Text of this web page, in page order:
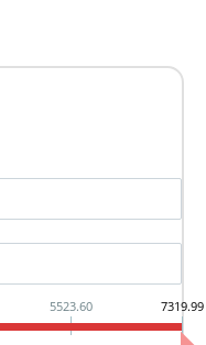
5523.60 7319.99